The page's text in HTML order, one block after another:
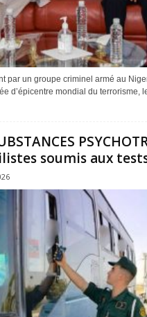
par un groupe criminel armé au
d’épicentre mondial du terrorisme,
soumis aux